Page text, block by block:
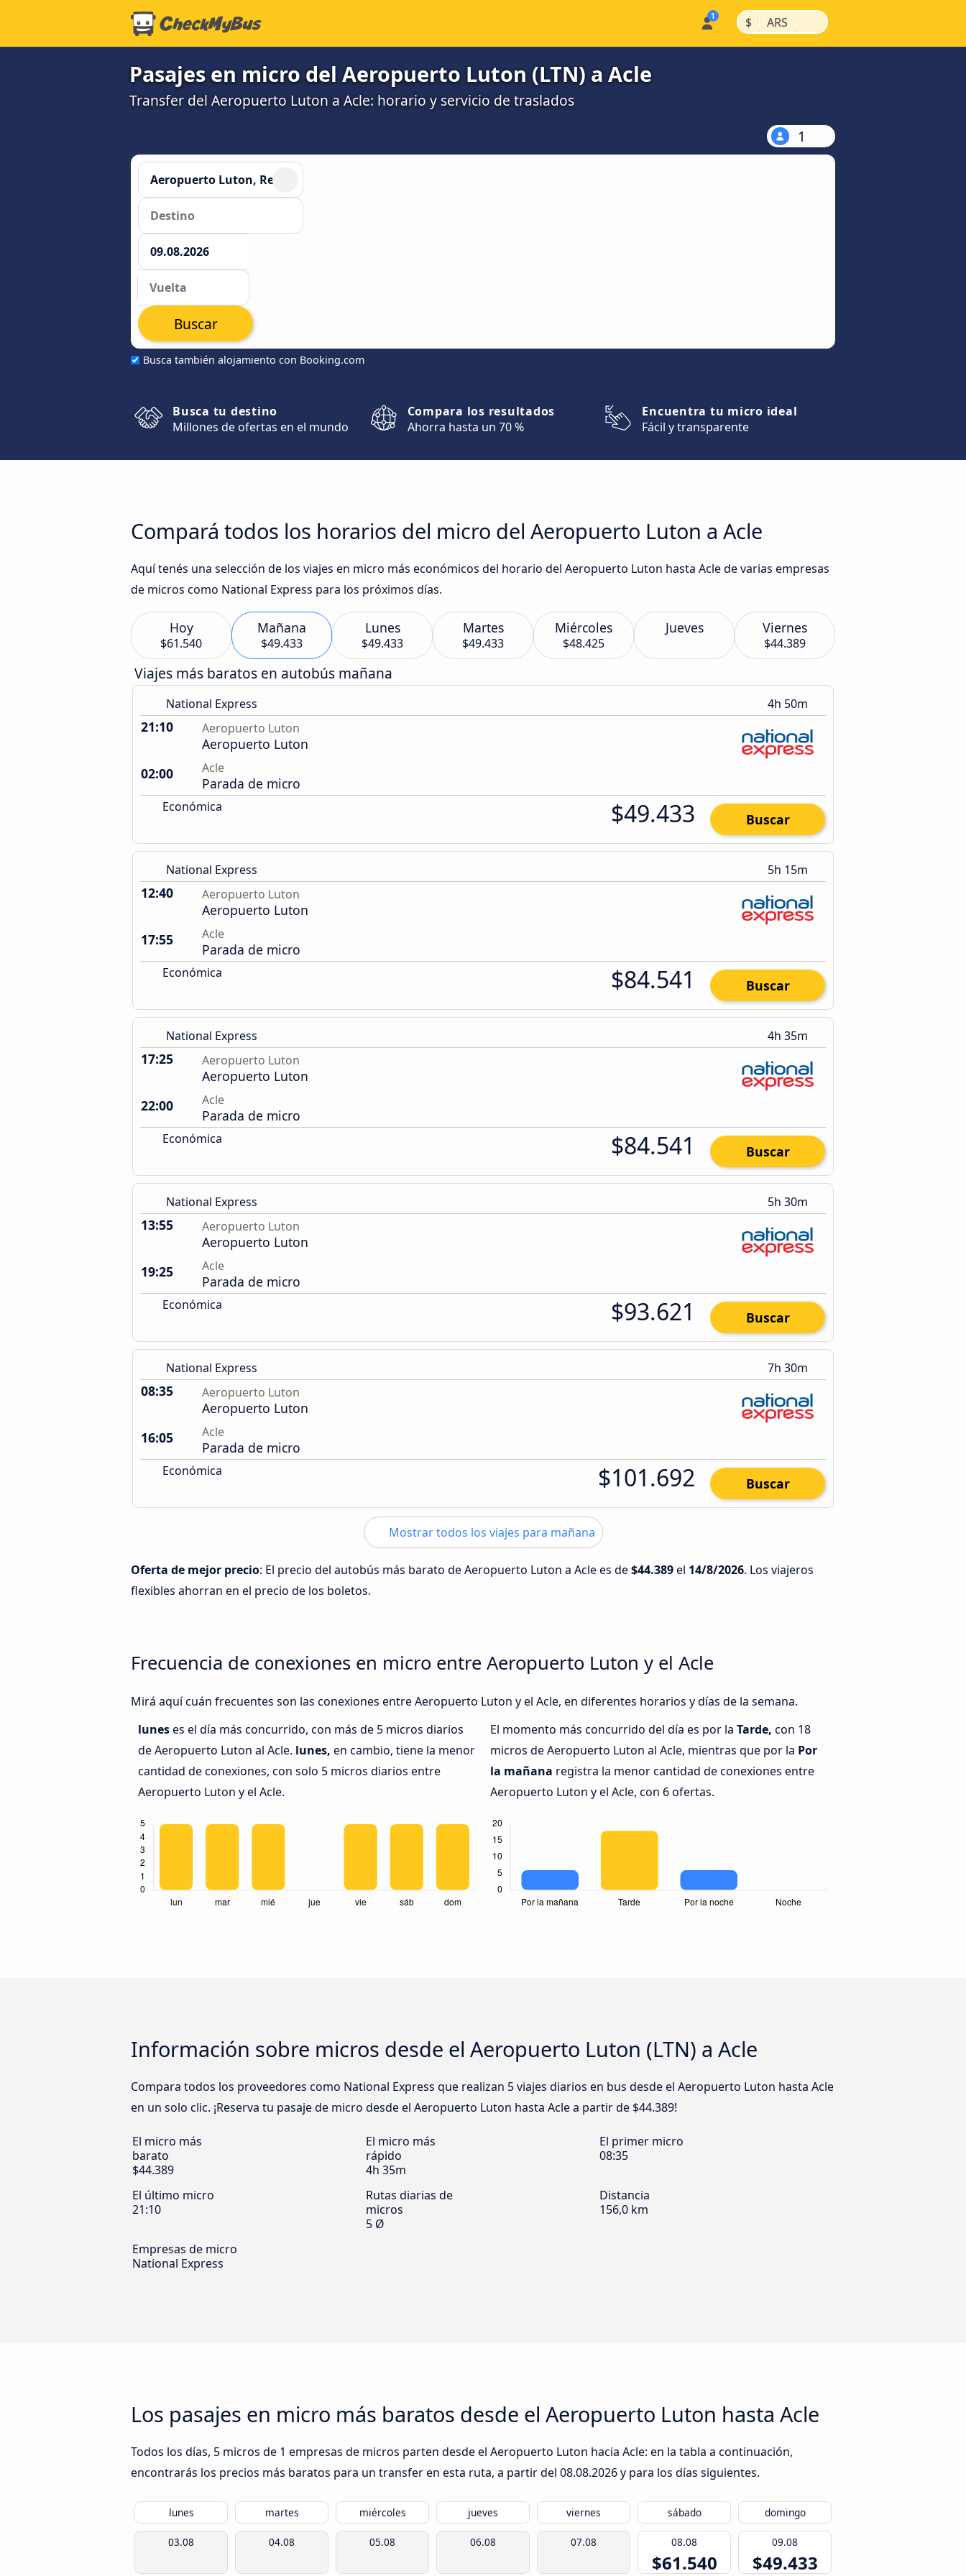
$ | ARS |
Pasajes en micro del Aeropuerto Luton (LTN) a Acle
Transfer del Aeropuerto Luton a Acle: horario y servicio de traslados
1
Busca también alojamiento con Booking.com
Buscar
Busca tu destino
Millones de ofertas en el mundo
Compara los resultados
Ahorra hasta un 70 %
Encuentra tu micro ideal
Fácil y transparente
Compará todos los horarios del micro del Aeropuerto Luton a Acle
Aquí tenés una selección de los viajes en micro más económicos del horario del Aeropuerto Luton hasta Acle de varias empresas
de micros como National Express para los próximos días.
Hoy
$61.540
Mañana
$49.433
Lunes
$49.433
Martes
$49.433
Miércoles
$48.425
Jueves Viernes
$44.389
Viajes más baratos en autobús mañana
National Express 4h 50m
21:10 Aeropuerto Luton
Aeropuerto Luton
02:00
Acle
Parada de micro
Económica $49.433 Buscar
National Express 5h 15m
12:40 Aeropuerto Luton
Aeropuerto Luton
17:55
Acle
Parada de micro
Económica $84.541 Buscar
National Express 4h 35m
17:25 Aeropuerto Luton
Aeropuerto Luton
22:00
Acle
Parada de micro
Económica $84.541 Buscar
National Express 5h 30m
13:55 Aeropuerto Luton
Aeropuerto Luton
19:25
Acle
Parada de micro
Económica $93.621 Buscar
National Express 7h 30m
08:35 Aeropuerto Luton
Aeropuerto Luton
16:05
Acle
Parada de micro
Económica $101.692 Buscar
Mostrar todos los viajes para mañana
Oferta de mejor precio: El precio del autobús más barato de Aeropuerto Luton a Acle es de$44.389el 14/8/2026. Los viajeros
flexibles ahorran en el precio de los boletos.
Frecuencia de conexiones en micro entre Aeropuerto Luton y el Acle
Mirá aquí cuán frecuentes son las conexiones entre Aeropuerto Luton y el Acle, en diferentes horarios y días de la semana.
luneses el día más concurrido, con más de 5 micros diarios
de Aeropuerto Luton al Acle. lunes, en cambio, tiene la menor
cantidad de conexiones, con solo 5 micros diarios entre
Aeropuerto Luton y el Acle.
El momento más concurrido del día es por la Tarde, con 18
micros de Aeropuerto Luton al Acle, mientras que por la Por
la mañana registra la menor cantidad de conexiones entre
Aeropuerto Luton y el Acle, con 6 ofertas.
Información sobre micros desde el Aeropuerto Luton (LTN) a Acle
Compara todos los proveedores como National Express que realizan 5 viajes diarios en bus desde el Aeropuerto Luton hasta Acle
en un solo clic. ¡Reserva tu pasaje de micro desde el Aeropuerto Luton hasta Acle a partir de $44.389!
El micro más
barato
$44.389
El micro más
rápido
4h 35m
El primer micro
08:35
El último micro
21:10
Rutas diarias de
micros
5 Ø
Distancia
156,0 km
Empresas de micro
National Express
Los pasajes en micro más baratos desde el Aeropuerto Luton hasta Acle
Todos los días, 5 micros de 1 empresas de micros parten desde el Aeropuerto Luton hacia Acle: en la tabla a continuación,
encontrarás los precios más baratos para un transfer en esta ruta, a partir del 08.08.2026y para los días siguientes.
lunes martes miércoles jueves viernes sábado domingo
03.08 04.08 05.08 06.08 07.08 08.08
$61.540
09.08
$49.433